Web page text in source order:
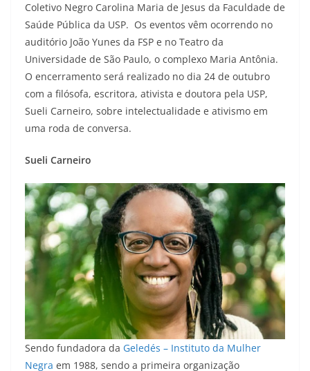
Coletivo Negro Carolina Maria de Jesus da Faculdade de
Saúde Pública da USP. Os eventos vêm ocorrendo no
auditório João Yunes da FSP e no Teatro da
Universidade de São Paulo, o complexo Maria Antônia.
O encerramento será realizado no dia 24 de outubro
com a filósofa, escritora, ativista e doutora pela USP,
Sueli Carneiro, sobre intelectualidade e ativismo em
uma roda de conversa.
Sueli Carneiro
Sendo fundadora da Geledés – Instituto da Mulher
Negra em 1988, sendo a primeira organização